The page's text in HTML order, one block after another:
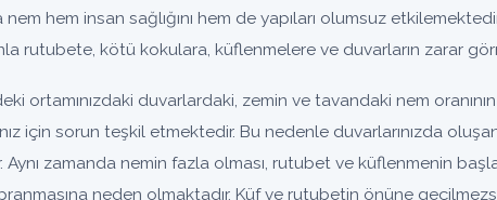
nem hem insan sağlığını hem de yapıları olumsuz
rutubete, kötü kokulara, küflenmelere ve duvarların zarar
ortamınızdaki duvarlardaki, zemin ve tavandaki nem
için sorun teşkil etmektedir. Bu nedenle duvarlarınızda
Aynı zamanda nemin fazla olması, rutubet ve küflenmenin
neden olmaktadır. Küf ve rutubetin önüne